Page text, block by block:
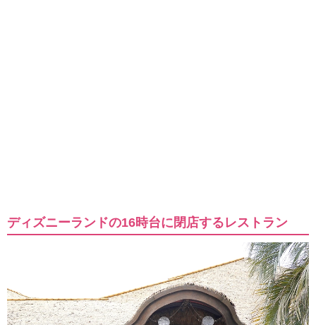
ディズニーランドの16時台に閉店するレストラン